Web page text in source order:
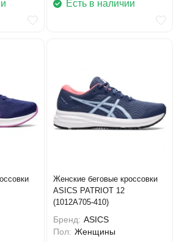
Есть в наличии
Женские беговые кроссовки
ASICS PATRIOT 12
(1012A705-410)
Бренд: ASICS
Пол: Женщины